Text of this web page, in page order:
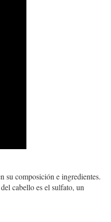
su composición e ingredientes.
cabello es el sulfato, un